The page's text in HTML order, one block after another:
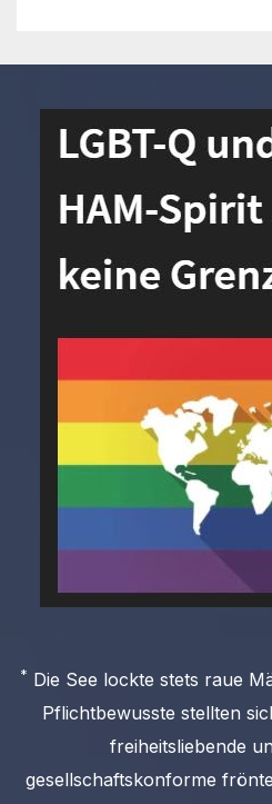
* Die See lockte stets raue
Pflichtbewusste stellten
freiheitsliebende
gesellschaftskonforme